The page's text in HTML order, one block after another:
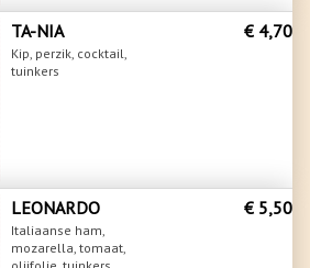
TA-NIA
Kip, perzik, cocktail,
tuinkers
€ 4,70
LEONARDO
Italiaanse ham,
mozarella, tomaat,
€ 5,50